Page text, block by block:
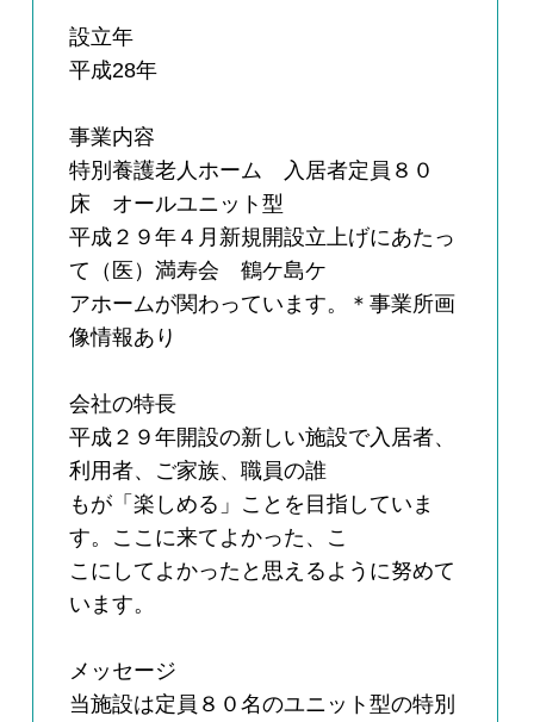
設立年
平成28年
事業内容
特別養護老人ホーム 入居者定員８０
床 オールユニット型
平成２９年４月新規開設立上げにあたっ
て（医）満寿会 鶴ケ島ケ
アホームが関わっています。＊事業所画
像情報あり
会社の特長
平成２９年開設の新しい施設で入居者、
利用者、ご家族、職員の誰
もが「楽しめる」ことを目指していま
す。ここに来てよかった、こ
こにしてよかったと思えるように努めて
います。
メッセージ
当施設は定員８０名のユニット型の特別